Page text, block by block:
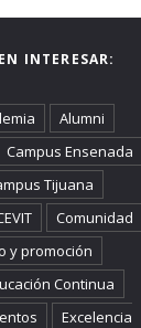
INTERESAR:
Alumni
Campus Ensenada
Tijuana
Comunidad
y promoción
Continua
Excelencia